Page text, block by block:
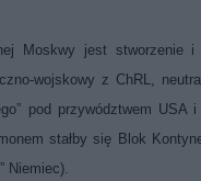
Moskwy jest stworzenie i
wojskowy z ChRL,
pod przywództwem
stałby się Blok
Niemiec).